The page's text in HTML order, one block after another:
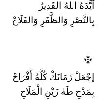
اَيَّدَهُ اللهُ القَدِيرُ
بِالنَّصْرِ وَالظَّفَرِ وَالفَلَاحْ
إجْعَلْ زَمَانَكْ كُلَّهُ أَفْرَاحْ
بِمَدْحِ طَهٰ زَيْنِ الْمَلَاحِ